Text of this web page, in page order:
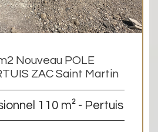
Nouveau POLE
ZAC Saint Martin
110 m² - Pertuis